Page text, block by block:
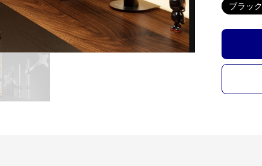
ブラック